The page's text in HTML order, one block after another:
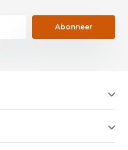
Abonneer